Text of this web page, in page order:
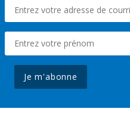
Je m'abonne